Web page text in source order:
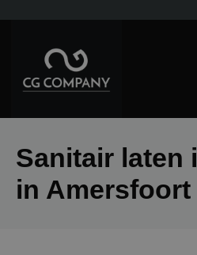
Sanitair laten
in Amersfoort